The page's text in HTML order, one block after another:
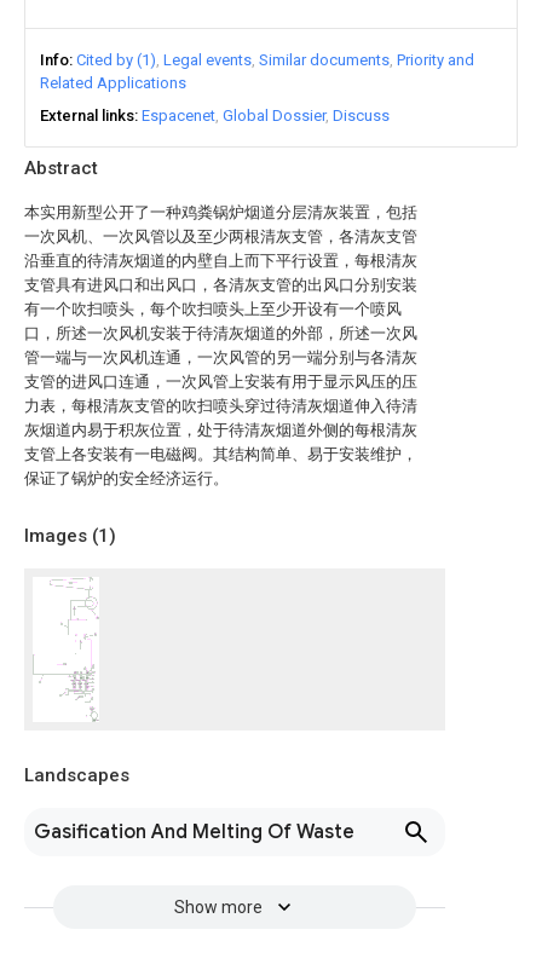
Abstract
本实用新型公开了一种鸡粪锅炉烟道分层清灰装置，包括
一次风机、一次风管以及至少两根清灰支管，各清灰支管
沿垂直的待清灰烟道的内壁自上而下平行设置，每根清灰
支管具有进风口和出风口，各清灰支管的出风口分别安装
有一个吹扫喷头，每个吹扫喷头上至少开设有一个喷风
口，所述一次风机安装于待清灰烟道的外部，所述一次风
管一端与一次风机连通，一次风管的另一端分别与各清灰
支管的进风口连通，一次风管上安装有用于显示风压的压
力表，每根清灰支管的吹扫喷头穿过待清灰烟道伸入待清
灰烟道内易于积灰位置，处于待清灰烟道外侧的每根清灰
支管上各安装有一电磁阀。其结构简单、易于安装维护，
保证了锅炉的安全经济运行。
Images (1)
Landscapes
Gasification And Melting Of Waste
Show more
Info Cited by (1) Legal events Similar documents Priority and
Related Applications
External links Espacenet Global Dossier Discuss